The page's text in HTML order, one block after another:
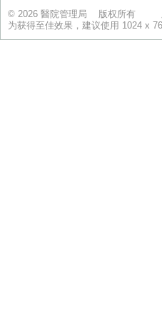
© 2026 醫院管理局 版权所有
为获得至佳效果，建议使用 1024 x